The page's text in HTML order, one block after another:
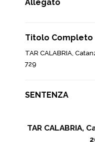
Allegato
Titolo Completo
TAR CALABRIA,
729
SENTENZA
TAR CALABRIA,